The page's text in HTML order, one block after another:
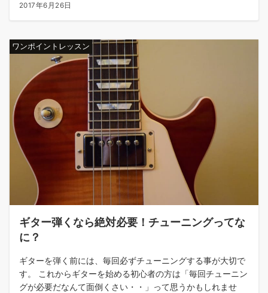
2017年6月26日
ワンポイントレッスン
ギター弾くなら絶対必要！チューニングってな
に？
ギターを弾く前には、毎回必ずチューニングする事が大切で
す。 これからギターを始める初心者の方は「毎回チューニン
グが必要だなんて面倒くさい・・」って思うかもしれませ